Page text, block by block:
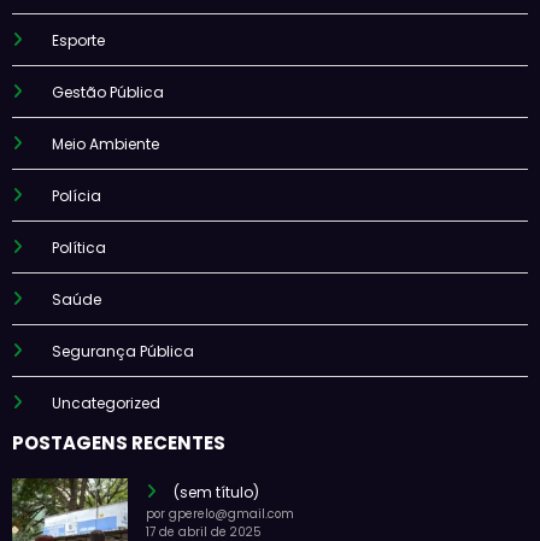
Esporte
Gestão Pública
Meio Ambiente
Polícia
Política
Saúde
Segurança Pública
Uncategorized
POSTAGENS RECENTES
(sem título)
por gperelo@gmail.com
17 de abril de 2025